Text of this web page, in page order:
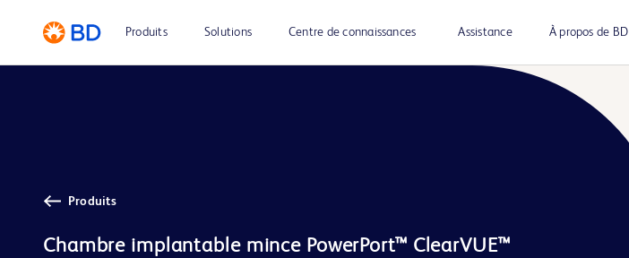
Produits Solutions Centre de connaissances Assistance À propos de BD
Produits
Chambre implantable mince PowerPort™ ClearVUE™